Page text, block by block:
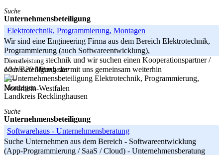
Suche
Unternehmensbeteiligung
Elektrotechnik, Programmierung, Montagen
Wir sind eine Engineering Firma aus dem Bereich Elektrotechnik,
Programmierung (auch Softwareentwicklung),
Konstruktionstechnik und wir suchen einen Kooperationspartner /
oder Beteiligung der mit uns gemeinsam weiterhin
-----
Nordrhein-Westfalen
Dienstleistung
10 bis 20 Mitarbeiter
Landkreis Recklinghausen
Suche
Unternehmensbeteiligung
Softwarehaus - Unternehmensberatung
Suche Unternehmen aus dem Bereich - Softwareentwicklung
(App-Programmierung / SaaS / Cloud) - Unternehmensberatung